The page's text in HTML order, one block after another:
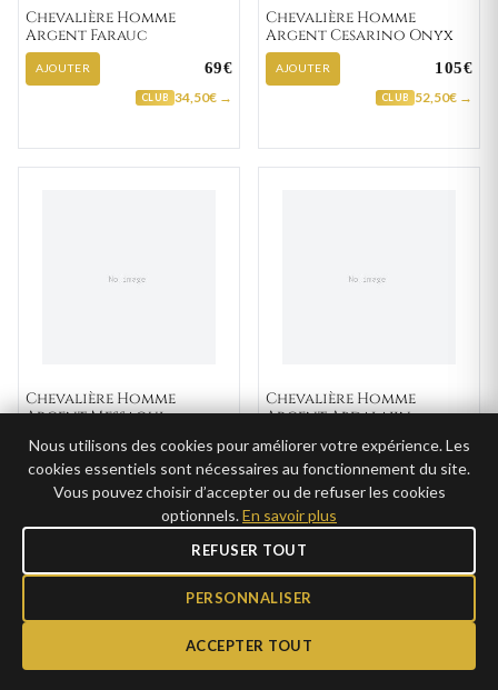
Chevalière Homme
Argent Farauc
AJOUTER 69€
CLUB 34,50€ →
Chevalière Homme
Argent Cesarino Onyx
AJOUTER 105€
CLUB 52,50€ →
Chevalière Homme
Argent Messaoul
AJOUTER 79€
39,50€ →
Chevalière Homme
Argent Abdalajin
AJOUTER 116€
57,75€ →
Nous utilisons des cookies pour améliorer votre expérience. Les
cookies essentiels sont nécessaires au fonctionnement du site.
Vous pouvez choisir d’accepter ou de refuser les cookies
optionnels.En savoir plus
REFUSER TOUT
PERSONNALISER
ACCEPTER TOUT